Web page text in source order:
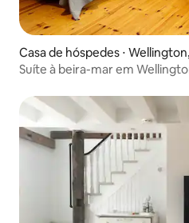
Casa de hóspedes ⋅
d County,
Suíte à beira-mar em